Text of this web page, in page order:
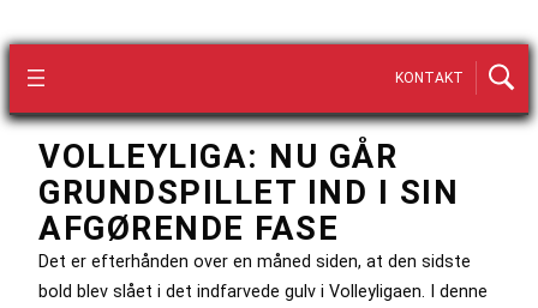
KONTAKT
VOLLEYLIGA: NU GÅR
GRUNDSPILLET IND I SIN
AFGØRENDE FASE
Det er efterhånden over en måned siden, at den sidste
bold blev slået i det indfarvede gulv i Volleyligaen. I denne